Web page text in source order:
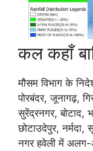
कल कहाँ
मौसम विभाग के
पोरबंदर, जूनागढ़,
सुरेंद्रनगर, बोटाद,
छोटाउदेपुर, नर्मदा,
नगर हवेली में अलग-